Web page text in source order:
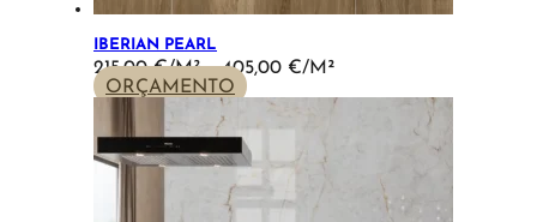
IBERIAN PEARL
215,00€ – 405,00 €
PRICE
215,00 €
THROUGH
ORÇAMENTO